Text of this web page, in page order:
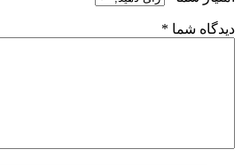
دیدگاه شما *